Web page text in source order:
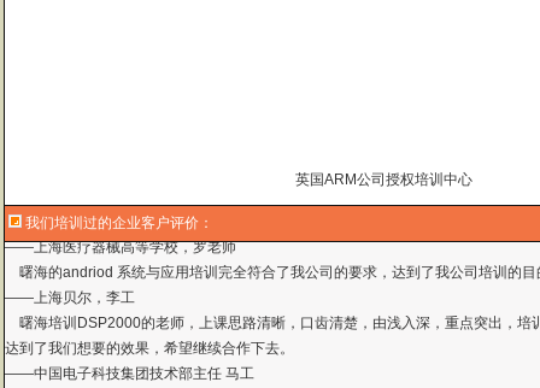
英国ARM公司授权培训中心
我们培训过的企业客户评价：
曙海的andriod 系统与应用培训完全符合了我公司的要求，达到了我公司培训的
——上海贝尔，李工
曙海培训DSP2000的老师，上课思路清晰，口齿清楚，由浅入深，重点突出，培
达到了我们想要的效果，希望继续合作下去。
——中国电子科技集团技术部主任 马工
曙海的FPGA 培训很好地填补了高校FPGA培训空白，不错。总之，有利于学生
——上海电子，冯老师